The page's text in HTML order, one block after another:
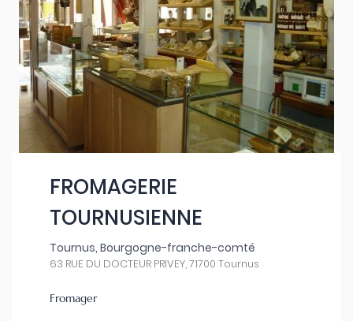
FROMAGERIE
TOURNUSIENNE
Tournus, Bourgogne-franche-comté
63 RUE DU DOCTEUR PRIVEY, 71700 Tournus
Fromager